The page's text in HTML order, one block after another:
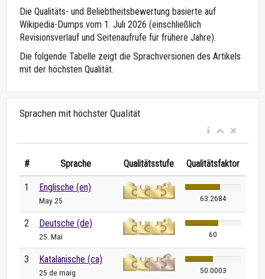
Die Qualitäts- und Beliebtheitsbewertung basierte auf
Wikipedia-Dumps vom 1. Juli 2026 (einschließlich
Revisionsverlauf und Seitenaufrufe für frühere Jahre).
Die folgende Tabelle zeigt die Sprachversionen des Artikels
mit der höchsten Qualität.
Sprachen mit höchster Qualität
# Sprache Qualitätsstufe Qualitätsfaktor
1 Englische (en)
May 25 63.2684
2 Deutsche (de)
25. Mai 60
3 Katalanische (ca)
25 de maig 50.0003